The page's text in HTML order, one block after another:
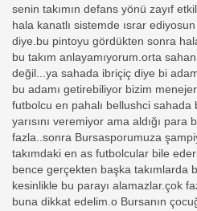
senin takımın defans yönü zayıf
hala kanatlı sistemde ısrar
diye.bu pintoyu gördükten sonra
bu takım anlayamıyorum.orta
değil...ya sahada ibriçiç diye bi
bu adamı getirebiliyor bizim
futbolcu en pahalı bellushci sahada
yarısını veremiyor ama aldığı para
fazla..sonra Bursasporumuza
takımdaki en as futbolcular bile
bence gerçekten başka takımlarda
kesinlikle bu parayı alamazlar.çok
buna dikkat edelim.o Bursanın